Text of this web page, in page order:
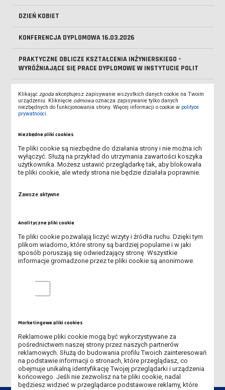
DZIEŃ KOBIET
KONFERENCJA DYPLOMOWA 16.03.2026
PRAKTYCZNE OBLICZE KSZTAŁCENIA INŻYNIERSKIEGO –
WYRÓŻNIAJĄCE SIĘ PRACE DYPLOMOWE W INSTYTUCIE POLIT
ŻYCZENIA ŚWIĄTECZNE
KOMUNIKAT
PREZENTACJA ROBOTA ASTORINO
PROJEKT „GŁOS STUDENTÓW W SPRAWIE JAKOŚCI
KSZTAŁCENIA – COROCZNE BADANIE W ANS LESZNO”
ROZKŁAD ZAJĘĆ
POPRAWA DLA STUDENTÓW BUDOWNICTWA I MECHATRONIKI
PREZENTACJA ROBOTÓW FIRMY KUKA
Klikajączgoda akceptujesz zapisywanie wszystkich danych cookie na Twoim
urządzeniu. Kliknięcie odmowa oznacza zapisywanie tylko danych
niezbędnych do funkcjonowania strony. Więcej informacji o cookie w polityce
prywatności.
Niezbędne pliki cookies
Te pliki cookie są niezbędne do działania strony i nie można ich
wyłączyć. Służą na przykład do utrzymania zawartości koszyka
użytkownika. Możesz ustawić przeglądarkę tak, aby blokowała
te pliki cookie, ale wtedy strona nie będzie działała poprawnie.
Zawsze aktywne
Analityczne pliki cookie
Te pliki cookie pozwalają liczyć wizyty i źródła ruchu. Dzięki tym
plikom wiadomo, które strony są bardziej popularne i w jaki
sposób poruszają się odwiedzający stronę. Wszystkie
informacje gromadzone przez te pliki cookie są anonimowe.
Analityczne pliki cookie
Marketingowe pliki cookies
Reklamowe pliki cookie mogą być wykorzystywane za
pośrednictwem naszej strony przez naszych partnerów
reklamowych. Służą do budowania profilu Twoich zainteresowań
na podstawie informacji o stronach, które przeglądasz, co
obejmuje unikalną identyfikację Twojej przeglądarki i urządzenia
końcowego. Jeśli nie zezwolisz na te pliki cookie, nadal
będziesz widzieć w przeglądarce podstawowe reklamy, które